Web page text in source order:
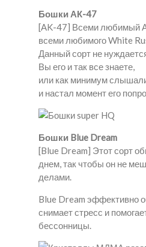
Бошки АК-47
[AK-47] Всеми любимый
всеми любимого White
Данный сорт не
Вы его и так все знаете,
или как минимум
и настал момент его
Бошки Blue Dream
[Blue Dream] Этот сорт
днем, так чтобы он не
делами.
Blue Dream эффективно
снимает стресс и
бессонницы.